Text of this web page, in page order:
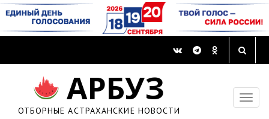
АРБУЗ
ОТБОРНЫЕ АСТРАХАНСКИЕ НОВОСТИ